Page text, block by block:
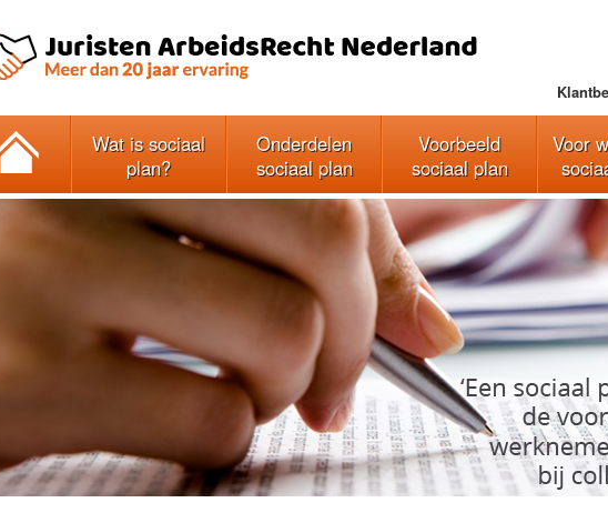
Wat is sociaal
plan?
Onderdelen
sociaal plan
Voorbeeld
sociaal plan
Voor